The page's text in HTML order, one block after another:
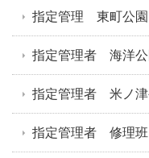
指定管理 東町公園
指定管理者 海洋
指定管理者 米ノ津
指定管理者 修理班